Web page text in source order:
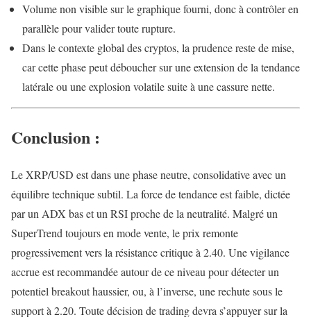
Volume non visible sur le graphique fourni, donc à contrôler en
parallèle pour valider toute rupture.
Dans le contexte global des cryptos, la prudence reste de mise,
car cette phase peut déboucher sur une extension de la tendance
latérale ou une explosion volatile suite à une cassure nette.
Conclusion :
Le XRP/USD est dans une phase neutre, consolidative avec un
équilibre technique subtil. La force de tendance est faible, dictée
par un ADX bas et un RSI proche de la neutralité. Malgré un
SuperTrend toujours en mode vente, le prix remonte
progressivement vers la résistance critique à 2.40. Une vigilance
accrue est recommandée autour de ce niveau pour détecter un
potentiel breakout haussier, ou, à l’inverse, une rechute sous le
support à 2.20. Toute décision de trading devra s’appuyer sur la